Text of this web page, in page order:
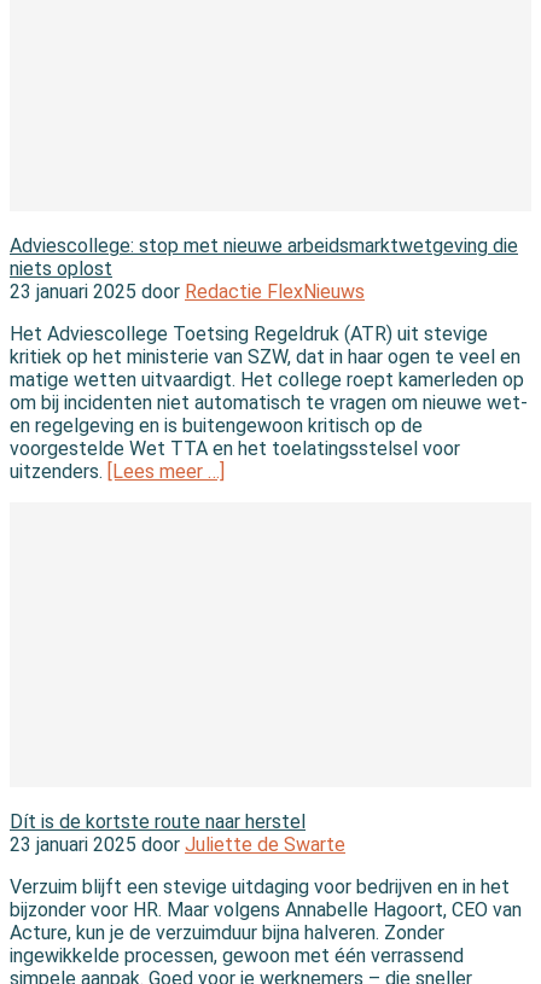
Adviescollege: stop met nieuwe arbeidsmarktwetgeving die
niets oplost
23 januari 2025 door Redactie FlexNieuws
Het Adviescollege Toetsing Regeldruk (ATR) uit stevige
kritiek op het ministerie van SZW, dat in haar ogen te veel en
matige wetten uitvaardigt. Het college roept kamerleden op
om bij incidenten niet automatisch te vragen om nieuwe wet-
en regelgeving en is buitengewoon kritisch op de
voorgestelde Wet TTA en het toelatingsstelsel voor
uitzenders. [Lees meer …]
Dít is de kortste route naar herstel
23 januari 2025 door Juliette de Swarte
Verzuim blijft een stevige uitdaging voor bedrijven en in het
bijzonder voor HR. Maar volgens Annabelle Hagoort, CEO van
Acture, kun je de verzuimduur bijna halveren. Zonder
ingewikkelde processen, gewoon met één verrassend
simpele aanpak. Goed voor je werknemers – die sneller